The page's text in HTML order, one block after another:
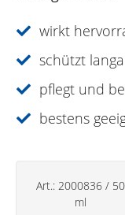
wirkt
schützt
pflegt und
bestens
Art.:2000836 / 50
ml